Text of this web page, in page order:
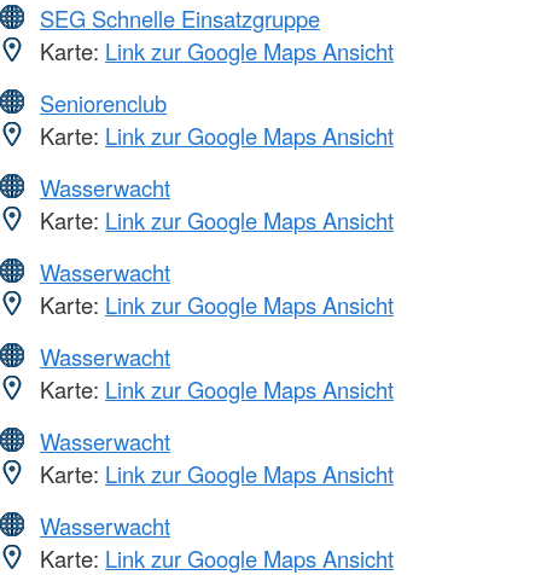
SEG Schnelle Einsatzgruppe
Karte: Link zur Google Maps Ansicht
Seniorenclub
Karte: Link zur Google Maps Ansicht
Wasserwacht
Karte: Link zur Google Maps Ansicht
Wasserwacht
Karte: Link zur Google Maps Ansicht
Wasserwacht
Karte: Link zur Google Maps Ansicht
Wasserwacht
Karte: Link zur Google Maps Ansicht
Wasserwacht
Karte: Link zur Google Maps Ansicht